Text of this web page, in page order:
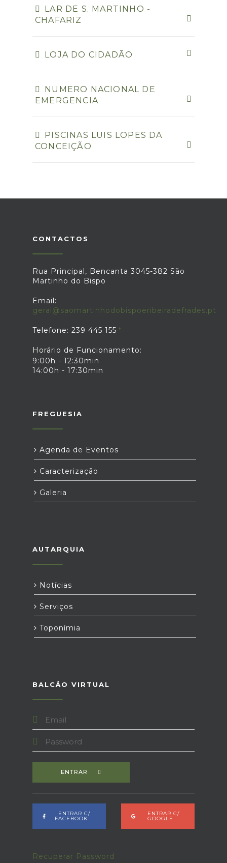
LAR DE S. MARTINHO -
CHAFARIZ
LOJA DO CIDADÃO
NUMERO NACIONAL DE
EMERGENCIA
PISCINAS LUIS LOPES DA
CONCEIÇÃO
CONTACTOS
Rua Principal, Bencanta 3045-382 São
Martinho do Bispo
Email:
geral@saomartinhodobispoeribeiradefrades.pt
Telefone: 239 445 155
Horário de Funcionamento:
9:00h - 12:30min
14:00h - 17:30min
FREGUESIA
Agenda de Eventos
Caracterização
Galeria
AUTARQUIA
Notícias
Serviços
Toponímia
BALCÃO VIRTUAL
ENTRAR
ENTRAR C/
FACEBOOK
ENTRAR C/
GOOGLE
Recuperar Password